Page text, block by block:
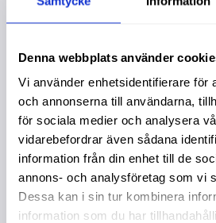
Denna webbplats använder
Vi använder enhetsidentifierare för
och annonserna till användarna,
för sociala medier och analysera
vidarebefordrar även sådana
information från din enhet till de
annons- och analysföretag som vi
Dessa kan i sin tur kombinera
information som du har
Vingskruv M8X20
D=47Mm 2St
Köpa större mängd?
Förpackad om 1 st.